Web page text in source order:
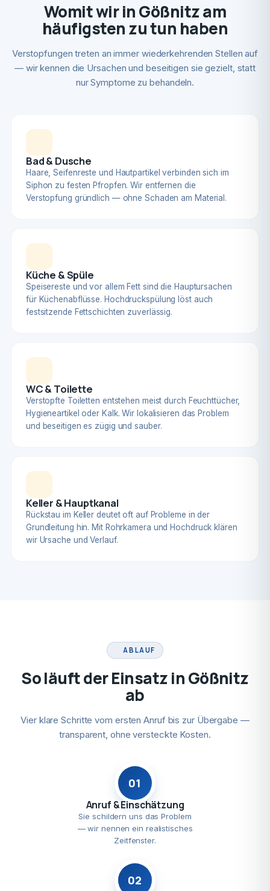
Womit wir in Gößnitz am
häufigsten zu tun haben
Verstopfungen treten an immer wiederkehrenden Stellen auf
— wir kennen die Ursachen und beseitigen sie gezielt, statt
nur Symptome zu behandeln.
Bad & Dusche
Haare, Seifenreste und Hautpartikel verbinden sich im
Siphon zu festen Pfropfen. Wir entfernen die
Verstopfung gründlich — ohne Schaden am Material.
Küche & Spüle
Speisereste und vor allem Fett sind die Hauptursachen
für Küchenabflüsse. Hochdruckspülung löst auch
festsitzende Fettschichten zuverlässig.
WC & Toilette
Verstopfte Toiletten entstehen meist durch Feuchttücher,
Hygieneartikel oder Kalk. Wir lokalisieren das Problem
und beseitigen es zügig und sauber.
Keller & Hauptkanal
Rückstau im Keller deutet oft auf Probleme in der
Grundleitung hin. Mit Rohrkamera und Hochdruck klären
wir Ursache und Verlauf.
ABLAUF
So läuft der Einsatz in Gößnitz
ab
Vier klare Schritte vom ersten Anruf bis zur Übergabe —
transparent, ohne versteckte Kosten.
01
Anruf & Einschätzung
Sie schildern uns das Problem
— wir nennen ein realistisches
Zeitfenster.
02